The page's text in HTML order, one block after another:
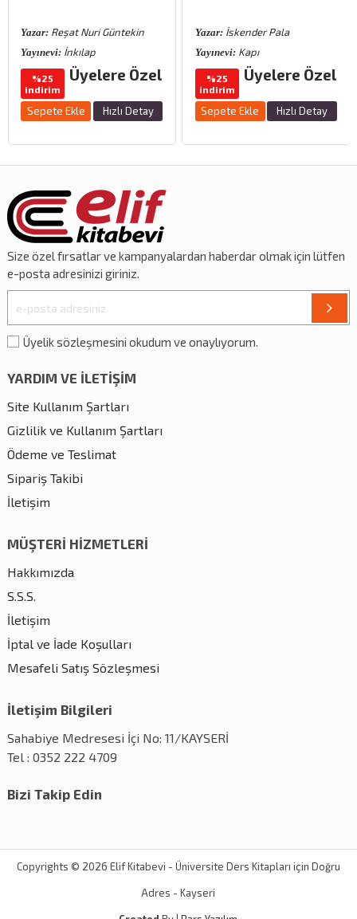
Yazar: Reşat Nuri Güntekin
Yayınevi: İnkılap
%25
indirim
Üyelere Özel
Sepete Ekle Hızlı Detay
Yazar:İskender Pala
Yayınevi:Kapı
%25
indirim
Üyelere Özel
Sepete Ekle Hızlı Detay
Size özelfırsatlarve kampanyalardan haberdar olmak için lütfen
e-posta adresinizi giriniz.
Üyelik sözleşmesini okudum ve onaylıyorum.
YARDIM VE İLETİŞİM
Site Kullanım Şartları
Gizlilik ve Kullanım Şartları
Ödeme ve Teslimat
Sipariş Takibi
İletişim
MÜŞTERİ HİZMETLERİ
Hakkımızda
S.S.S.
İletişim
İptal ve İade Koşulları
Mesafeli Satış Sözleşmesi
İletişim Bilgileri
Sahabiye Medresesi İçi No: 11/KAYSERİ
Tel : 0352 222 4709
Bizi Takip Edin
Copyrights © 2026 Elif Kitabevi - Üniversite Ders Kitapları için Doğru
Adres - Kayseri